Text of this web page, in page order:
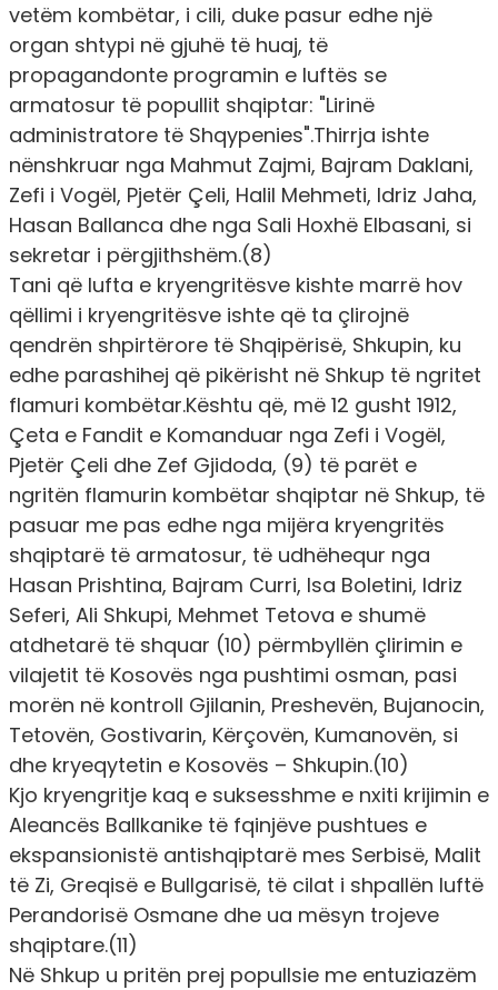
vetëm kombëtar, i cili, duke pasur edhe një
organ shtypi në gjuhë të huaj, të
propagandonte programin e luftës se
armatosur të popullit shqiptar: "Lirinë
administratore të Shqypenies".Thirrja ishte
nënshkruar nga Mahmut Zajmi, Bajram Daklani,
Zefi i Vogël, Pjetër Çeli, Halil Mehmeti, Idriz Jaha,
Hasan Ballanca dhe nga Sali Hoxhë Elbasani, si
sekretar i përgjithshëm.(8)
Tani që lufta e kryengritësve kishte marrë hov
qëllimi i kryengritësve ishte që ta çlirojnë
qendrën shpirtërore të Shqipërisë, Shkupin, ku
edhe parashihej që pikërisht në Shkup të ngritet
flamuri kombëtar.Kështu që, më 12 gusht 1912,
Çeta e Fandit e Komanduar nga Zefi i Vogël,
Pjetër Çeli dhe Zef Gjidoda, (9) të parët e
ngritën flamurin kombëtar shqiptar në Shkup, të
pasuar me pas edhe nga mijëra kryengritës
shqiptarë të armatosur, të udhëhequr nga
Hasan Prishtina, Bajram Curri, Isa Boletini, Idriz
Seferi, Ali Shkupi, Mehmet Tetova e shumë
atdhetarë të shquar (10) përmbyllën çlirimin e
vilajetit të Kosovës nga pushtimi osman, pasi
morën në kontroll Gjilanin, Preshevën, Bujanocin,
Tetovën, Gostivarin, Kërçovën, Kumanovën, si
dhe kryeqytetin e Kosovës – Shkupin.(10)
Kjo kryengritje kaq e suksesshme e nxiti krijimin e
Aleancës Ballkanike të fqinjëve pushtues e
ekspansionistë antishqiptarë mes Serbisë, Malit
të Zi, Greqisë e Bullgarisë, të cilat i shpallën luftë
Perandorisë Osmane dhe ua mësyn trojeve
shqiptare.(11)
Në Shkup u pritën prej popullsie me entuziazëm